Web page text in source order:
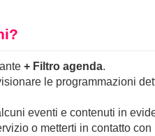
+ Filtro agenda.
le programmazioni
eventi e contenuti in
o metterti in contatto con